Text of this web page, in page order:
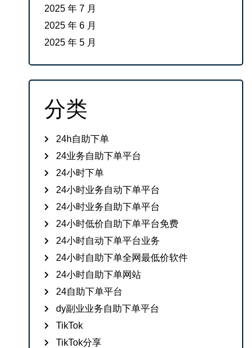
2025 年 7 月
2025 年 6 月
2025 年 5 月
分类
24h自助下单
24业务自助下单平台
24小时下单
24小时业务自动下单平台
24小时业务自助下单平台
24小时低价自助下单平台免费
24小时自动下单平台业务
24小时自助下单全网最低价软件
24小时自助下单网站
24自助下单平台
dy副业业务自助下单平台
TikTok
TikTok分享